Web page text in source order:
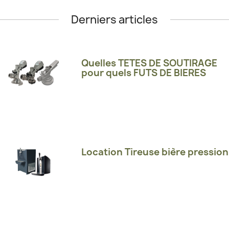
Derniers articles
Quelles TETES DE SOUTIRAGE
pour quels FUTS DE BIERES
Location Tireuse bière pression